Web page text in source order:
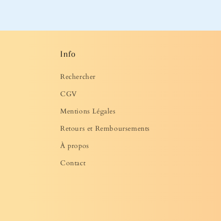
Info
Rechercher
CGV
Mentions Légales
Retours et Remboursements
À propos
Contact